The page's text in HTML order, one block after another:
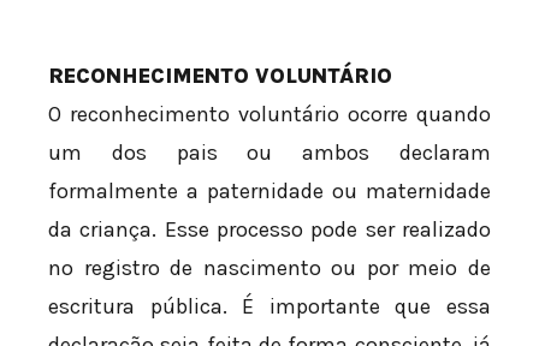
RECONHECIMENTO VOLUNTÁRIO
O reconhecimento voluntário ocorre quando
um dos pais ou ambos declaram
formalmente a paternidade ou maternidade
da criança. Esse processo pode ser realizado
no registro de nascimento ou por meio de
escritura pública. É importante que essa